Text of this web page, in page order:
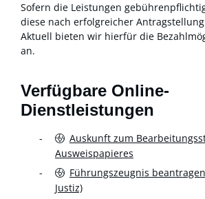
Sofern die Leistungen
diese nach erfolgreicher
Aktuell bieten wir hierfür die
an.
Verfügbare Online-
Dienstleistungen
Auskunft zum
Ausweispapieres
Führungszeugnis
Justiz)